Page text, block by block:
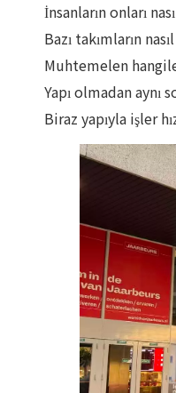
İnsanların onları
Bazı takımların
Muhtemelen
Yapı olmadan
Biraz yapıyla işler